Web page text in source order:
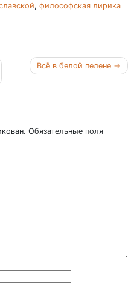
, философская лирика
Всё в белой пелене
Обязательные поля